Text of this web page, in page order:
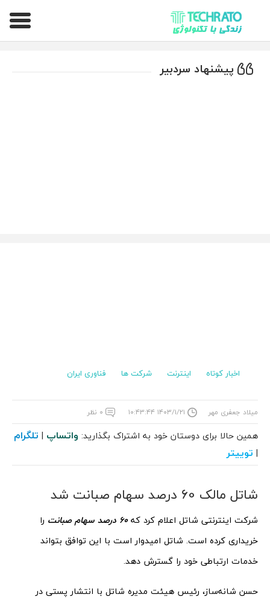
تکراتو – زندگی با تکنولوژی
پیشنهاد سردبیر
اخبار کوتاه اینترنت شرکت ها فناوری ایران
میلاد جعفری مهر ۱۴۰۳/۱/۲۱ ۱۰:۴۳:۴۴ ۰ نظر
همین حالا برای دوستان خود به اشتراک بگذارید: واتساپ | تلگرام
| توییتر
شاتل مالک 60 درصد سهام صبانت شد
شرکت اینترنتی شاتل اعلام کرد که60 درصد سهام صبانت
را
خریداری کرده است. شاتل امیدوار است با این توافق بتواند
خدمات ارتباطی خود را گسترش دهد.
حسن شانه‌ساز، رئیس هیئت مدیره شاتل با انتشار پستی در